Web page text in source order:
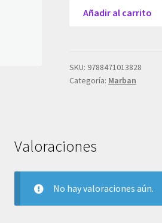
cantidad
Añadir al carrito
SKU: 9788471013828
Categoría: Marban
Valoraciones
No hay valoraciones aún.